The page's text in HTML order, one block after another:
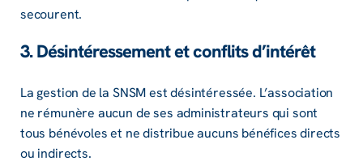
secourent.
3. Désin­té­res­se­ment et conflits d’in­té­rêt
La gestion de la SNSM est désin­té­res­sée. L’as­so­cia­tion
ne rému­nère aucun de ses admi­nis­tra­teurs qui sont
tous béné­voles et ne distri­bue aucuns béné­fices directs
ou indi­rects.